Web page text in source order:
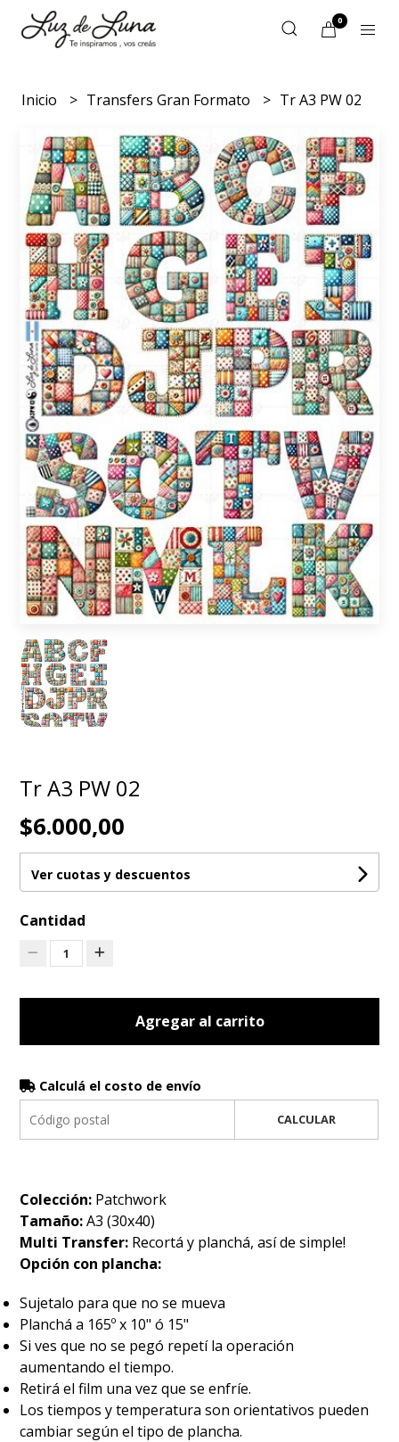
0
Inicio Transfers Gran Formato Tr A3 PW 02
Tr A3 PW 02
$6.000,00
Ver cuotas y descuentos
Cantidad
1
Agregar al carrito
Calculá el costo de envío
CALCULAR
Colección: Patchwork
Tamaño:A3 (30x40)
Multi Transfer: Recortá y planchá, así de simple!
Opción con plancha:
Sujetalo para que no se mueva
Planchá a 165º x 10" ó 15"
Si ves que no se pegó repetí la operación
aumentando el tiempo.
Retirá el film una vez que se enfríe.
Los tiempos y temperatura son orientativos pueden
cambiar según el tipo de plancha.